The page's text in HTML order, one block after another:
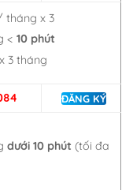
tháng x 3
<10 phút
3 tháng
ĐĂNG KÝ
dưới 10 phút (tối đa